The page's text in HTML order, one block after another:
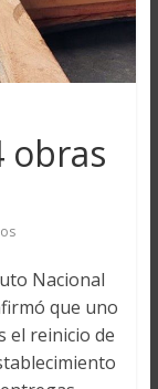
obras
Nacional
que uno
el reinicio de